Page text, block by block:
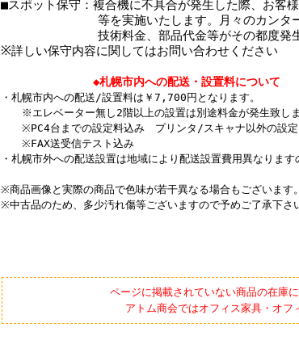
■スポット保守：複合機に不具合が発生した際、お客
等を実施いたします。月々のカンター保守
技術料金、部品代金等がその都度発生いた
※詳しい保守内容に関してはお問い合わせください
◆札幌市内への配送・設置料について
・札幌市内への配送/設置料は￥7,700円となります。
※エレベーター無し2階以上の設置は別途料金が発生致しま
※PC4台までの設定料込み プリンタ/スキャナ以外の設定
※FAX送受信テスト込み
・札幌市外への配送設置は地域により配送設置費用異なります
※商品画像と実際の商品で色味が若干異なる場合もございます
※中古品のため、多少汚れ傷等ございますので予めご了承下さ
ページに掲載されていない商品の在庫
アトム商会ではオフィス家具・オフ